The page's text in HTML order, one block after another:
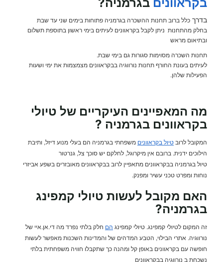
בדרך כלל ברוב תחנות ההשכרה בגרמניה פתוחות בימים שני עד שבת
בחלק מהתחנות ניתן לקבל בקראוונים לעיתים בימי ראשון בתוספת תשלום
ובתיאום מראש
תחנות השכרה מסוימות סגורות גם בימי שבת.
לעיתים בעונת החורף תחנות נורווגיה בבקראוונים מצמצמות את ימי ושעות
הפעילות שלהן.
מה המאפיינים העיקריים של טיולי
בקראוונים בגרמניה ?
המקובל לרובטיול בקראוונים משפחתי בגרמניה הם בעלי מנוע דיזל, ותיבת
הילוכים ידנית. ברובם אין מיקרוגל, לחלקם יש סוכך צל, גנרטור
טיול בגרמניה בבקראוונים מתאפיין לרוב בבקראוונים מאובזרים בשפע אביזרי
נוחות ומפרט טכני עשיר ומפנק.
האם מקובל לעשות טיולי קמפינג
בגרמניה?
זה המקום לטיולי קמפינג. טיולי קמפינג הם חלק בלתי נפרד מה די.אן.איי של
נורווגיה. אתרי הבילוי, הטבע המדהים של והמדינות השכנות מאפשר לעשות
חופשה עם בקראוונים באופן קל ומהנה כך שתקבלו חוויה משפחתית בלתי
נשכחת ב נורווגיה בבקראוונים